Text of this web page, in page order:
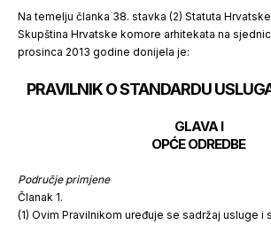
Na temelju članka 38. stavka (2) Statuta
Skupština Hrvatske komore arhitekata na
prosinca 2013 godine donijela je:
PRAVILNIK O STANDARDU
GLAVA I
OPĆE ODREDBE
Područje primjene
Članak 1.
(1) Ovim Pravilnikom uređuje se sadržaj usluge i